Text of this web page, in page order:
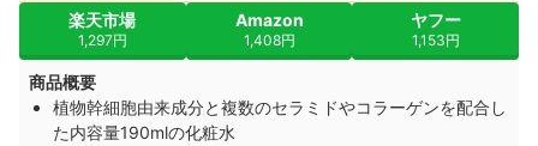
楽天市場
1,297円
Amazon
1,408円
ヤフー
1,153円
商品概要
植物幹細胞由来成分と複数のセラミドやコラーゲンを配合し
た内容量190mlの化粧水